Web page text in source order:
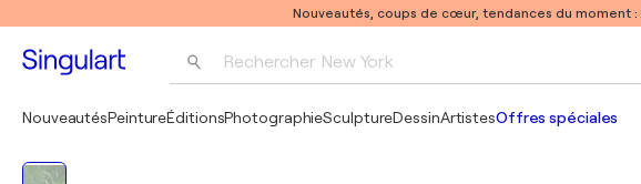
Nouveautés, coups de cœur, tendances du moment :
Rechercher New York
NouveautésPeintureÉditionsPhotographieSculptureDessinArtistesOffres spéciales